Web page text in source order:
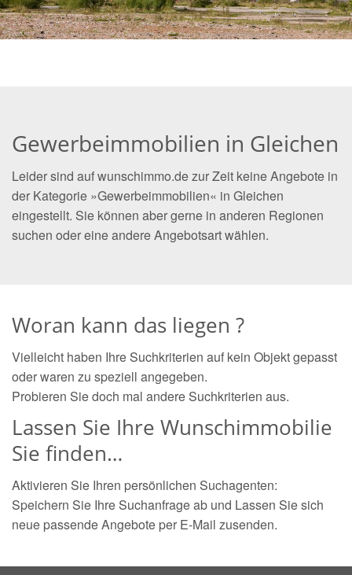
Gewerbeimmobilien in Gleichen
Leider sind auf wunschimmo.de zur Zeit keine Angebote in
der Kategorie »Gewerbeimmobilien« in Gleichen
eingestellt. Sie können aber gerne in anderen Regionen
suchen oder eine andere Angebotsart wählen.
Woran kann das liegen ?
Vielleicht haben Ihre Suchkriterien auf kein Objekt gepasst
oder waren zu speziell angegeben.
Probieren Sie doch mal andere Suchkriterien aus.
Lassen Sie Ihre Wunschimmobilie
Sie finden…
Aktivieren Sie Ihren persönlichen Suchagenten:
Speichern Sie Ihre Suchanfrage ab und Lassen Sie sich
neue passende Angebote per E-Mail zusenden.